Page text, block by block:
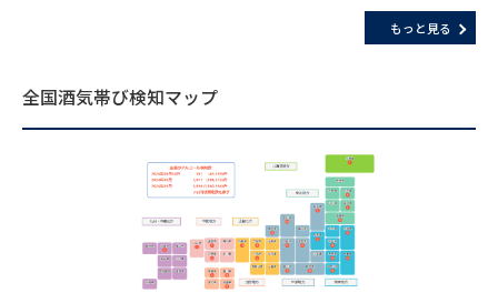
もっと見る
全国酒気帯び検知マップ